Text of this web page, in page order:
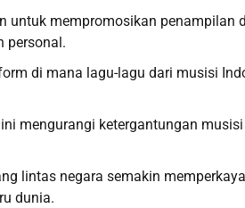
untuk mempromosikan penampilan
personal.
di mana lagu-lagu dari musisi
mengurangi ketergantungan
lintas negara semakin
dunia.